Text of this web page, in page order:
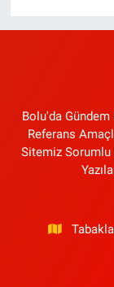
Bolu'da Gündem
Referans
Sitemiz Sorumlu